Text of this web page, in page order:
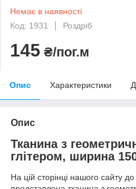
Немає в наявності
Код: 1931
Роздріб
145 ₴/пог.м
Опис Характеристики
Опис
Тканина з
глітером, ширина
На цій сторінці нашого сайту